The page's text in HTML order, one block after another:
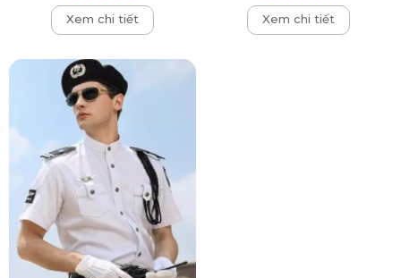
Được
xếp
hạng
5
sao
Xem chi tiết
Được
xếp
hạng
Xem chi tiết